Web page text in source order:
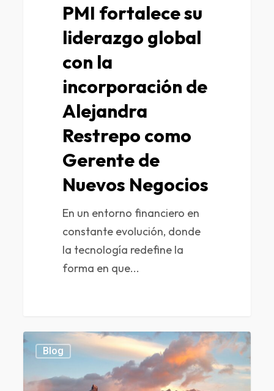
PMI fortalece su
liderazgo global
con la
incorporación de
Alejandra
Restrepo como
Gerente de
Nuevos Negocios
En un entorno financiero en
constante evolución, donde
la tecnología redefine la
forma en que...
Blog 0